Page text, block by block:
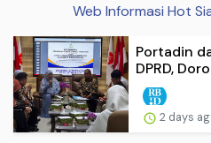
Web Informasi Hot
Portadin
DPRD,
2 days